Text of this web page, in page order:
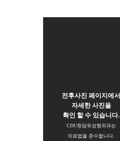
전후사진 페이지에서
자세한 사진을
확인 할 수 있습니다.
CDU청담유성형외과는
의료법을 준수합니다.